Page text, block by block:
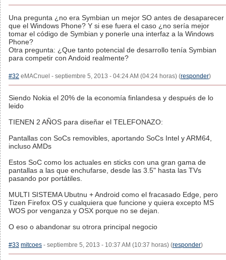
Una pregunta ¿no era Symbian un mejor SO antes de desaparecer
que el Windows Phone? Y si ese fuera el caso ¿no sería mejor
tomar el código de Symbian y ponerle una interfaz a la Windows
Phone?
Otra pregunta: ¿Que tanto potencial de desarrollo tenía Symbian
para competir con Andoid realmente?
#32 eMACnuel - septiembre 5, 2013 - 04:24 AM (04:24 horas) (responder)
Siendo Nokia el 20% de la economía finlandesa y después de lo
leido
TIENEN 2 AÑOS para diseñar el TELEFONAZO:
Pantallas con SoCs removibles, aportando SoCs Intel y ARM64,
incluso AMDs
Estos SoC como los actuales en sticks con una gran gama de
pantallas a las que enchufarse, desde las 3.5" hasta las TVs
pasando por portátiles.
MULTI SISTEMA Ubutnu + Android como el fracasado Edge, pero
Tizen Firefox OS y cualquiera que funcione y quiera excepto MS
WOS por venganza y OSX porque no se dejan.
O eso o abandonar su otrora principal negocio
#33 mitcoes - septiembre 5, 2013 - 10:37 AM (10:37 horas) (responder)